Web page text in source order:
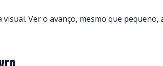
Ver o avanço, mesmo que pequeno,